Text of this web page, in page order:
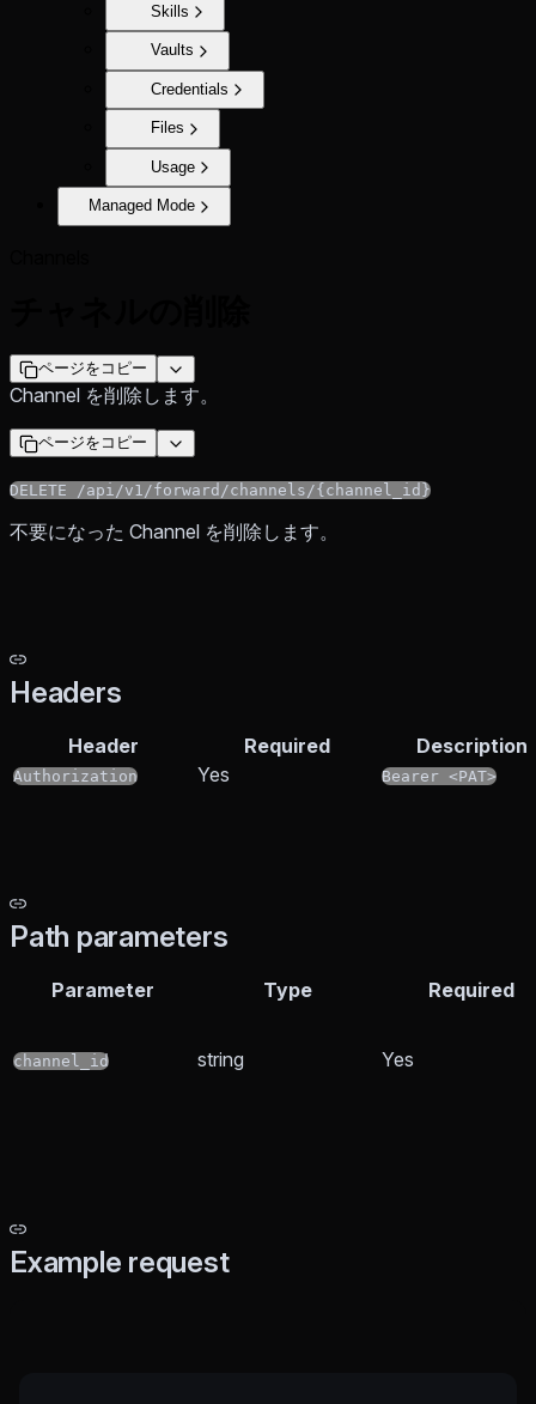
Skills
Vaults
Credentials
Files
Usage
Managed Mode
ページをコピー
Channel を削除します。
ページをコピー
DELETE /api/v1/forward/channels/{channel_id}
不要になった Channel を削除します。
Headers
Header Required Description
Authorization Yes Bearer <PAT>
Path parameters
Parameter Type Required
channel_id string Yes
Example request